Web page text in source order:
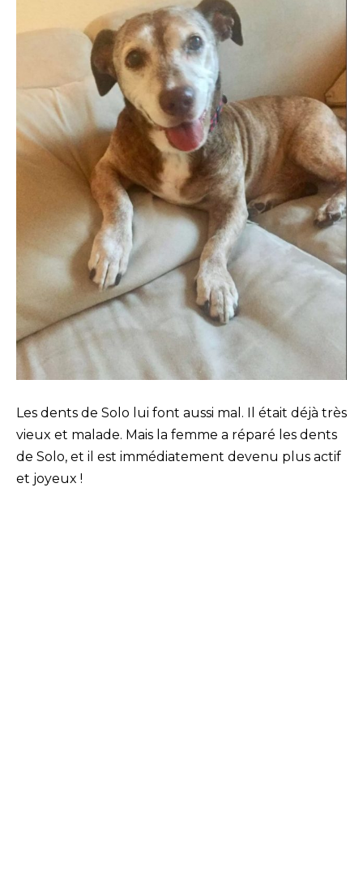
Les dents de Solo lui font aussi mal. Il était déjà très
vieux et malade. Mais la femme a réparé les dents
de Solo, et il est immédiatement devenu plus actif
et joyeux !